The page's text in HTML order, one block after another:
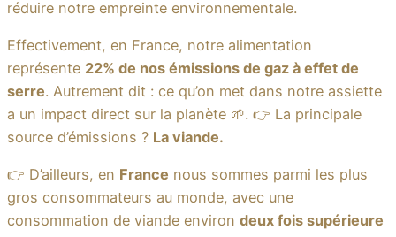
réduire notre empreinte environnementale.
Effectivement, en France, notre alimentation
représente 22% de nos émissions de gaz à effet de
serre. Autrement dit : ce qu’on met dans notre assiette
a un impact direct sur la planète 🌱. 👉 La principale
source d’émissions ? La viande.
👉 D’ailleurs, en France nous sommes parmi les plus
gros consommateurs au monde, avec une
consommation de viande environ deux fois supérieure